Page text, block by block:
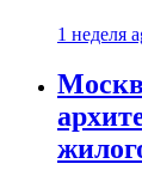
1 неделя